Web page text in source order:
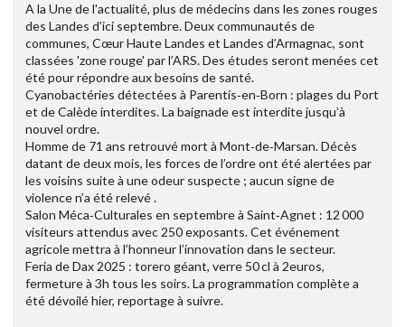
A la Une de l'actualité, plus de médecins dans les zones rouges
des Landes d’ici septembre. Deux communautés de
communes, Cœur Haute Landes et Landes d’Armagnac, sont
classées 'zone rouge' par l’ARS. Des études seront menées cet
été pour répondre aux besoins de santé.
Cyanobactéries détectées à Parentis‑en‑Born : plages du Port
et de Calède interdites. La baignade est interdite jusqu’à
nouvel ordre.
Homme de 71 ans retrouvé mort à Mont‑de‑Marsan. Décès
datant de deux mois, les forces de l’ordre ont été alertées par
les voisins suite à une odeur suspecte ; aucun signe de
violence n’a été relevé .
Salon Méca‑Culturales en septembre à Saint‑Agnet : 12 000
visiteurs attendus avec 250 exposants. Cet événement
agricole mettra à l’honneur l’innovation dans le secteur.
Feria de Dax 2025 : torero géant, verre 50 cl à 2euros,
fermeture à 3h tous les soirs. La programmation complète a
été dévoilé hier, reportage à suivre.